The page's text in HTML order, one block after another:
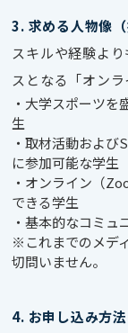
3. 求める人物像（
スキルや経験よ
スとなる「オンラ
・大学スポーツ
生
・取材活動およ
に参加可能な学生
・オンライン（
できる学生
・基本的なコミュ
※これまでのメデ
切問いません。
4. お申し込み方法